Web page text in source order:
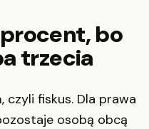
bo
trzecia
fiskus. Dla prawa
osobą obcą